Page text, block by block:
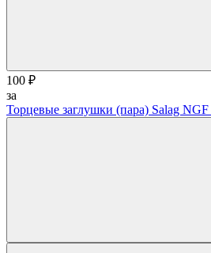
100 ₽
за
Торцевые заглушки (пара) Salag